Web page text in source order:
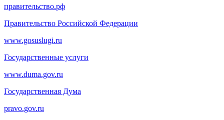
правительство.рф
Правительство Российской Федерации
www.gosuslugi.ru
Государственные услуги
www.duma.gov.ru
Государственная Дума
pravo.gov.ru